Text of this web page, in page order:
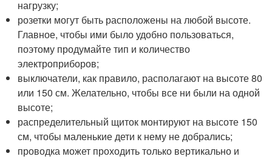
нагрузку;
розетки могут быть расположены на любой высоте.
Главное, чтобы ими было удобно пользоваться,
поэтому продумайте тип и количество
электроприборов;
выключатели, как правило, располагают на высоте 80
или 150 см. Желательно, чтобы все ни были на одной
высоте;
распределительный щиток монтируют на высоте 150
см, чтобы маленькие дети к нему не добрались;
проводка может проходить только вертикально и